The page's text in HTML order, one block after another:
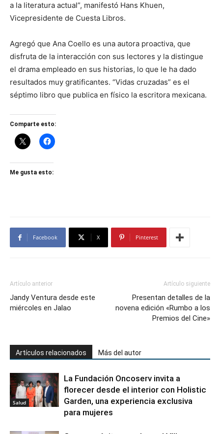
a la literatura actual”, manifestó Hans Khuen,
Vicepresidente de Cuesta Libros.
Agregó que Ana Coello es una autora proactiva, que
disfruta de la interacción con sus lectores y la distingue
el drama empleado en sus historias, lo que le ha dado
resultados muy gratificantes. “Vidas cruzadas” es el
séptimo libro que publica en físico la escritora mexicana.
Comparte esto:
Me gusta esto:
Facebook X Pinterest
Artículo anterior
Jandy Ventura desde este
miércoles en Jalao
Artículo siguiente
Presentan detalles de la
novena edición «Rumbo a los
Premios del Cine»
Artículos relacionados Más del autor
Salud
La Fundación Oncoserv invita a
florecer desde el interior con Holistic
Garden, una experiencia exclusiva
para mujeres